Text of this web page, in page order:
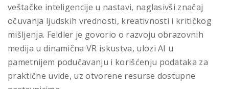
veštačke inteligencije u nastavi, naglasivši značaj
očuvanja ljudskih vrednosti, kreativnosti i kritičkog
mišljenja. Feldler je govorio o razvoju obrazovnih
medija u dinamična VR iskustva, ulozi AI u
pametnijem podučavanju i korišćenju podataka za
praktične uvide, uz otvorene resurse dostupne